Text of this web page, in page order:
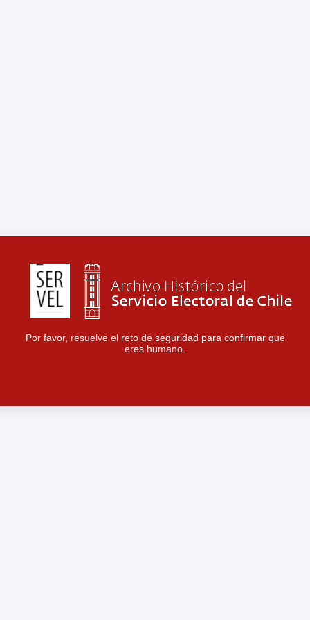
Por favor, resuelve el reto de seguridad para confirmar que
eres humano.